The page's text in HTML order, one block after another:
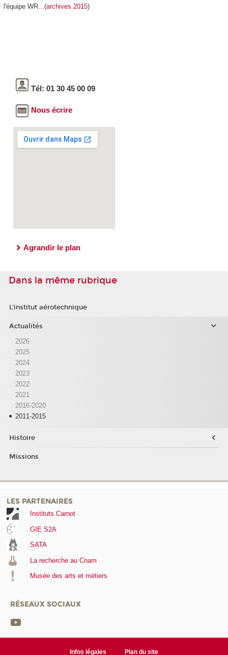
l'équipe WR...(archives 2015)
Tél: 01 30 45 00 09
Nous écrire
Agrandir le plan
Dans la même rubrique
L'institut aérotechnique
Actualités
2026
2025
2024
2023
2022
2021
2016-2020
2011-2015
Histoire
Missions
LES PARTENAIRES
Instituts Carnot
GIE S2A
SATA
La recherche au Cnam
Musée des arts et métiers
RÉSEAUX SOCIAUX
Infos légales Plan du site